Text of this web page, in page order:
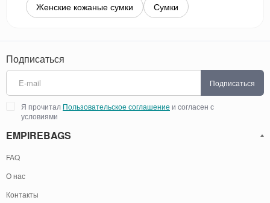
Женские кожаные сумки
Сумки
Подписаться
Подписаться
Я прочитал Пользовательское соглашение и согласен с
условиями
EMPIREBAGS
FAQ
О нас
Контакты